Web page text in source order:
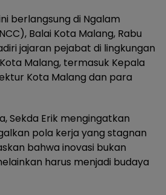
berlangsung di Ngalam
Balai Kota Malang, Rabu
jajaran pejabat di lingkungan
Malang, termasuk Kepala
Kota Malang dan para
Sekda Erik mengingatkan
pola kerja yang stagnan
bahwa inovasi bukan
harus menjadi budaya